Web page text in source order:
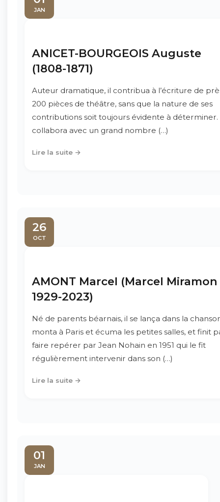
JAN
ANICET-BOURGEOIS Auguste
(1808-1871)
Auteur dramatique, il contribua à l’écriture de
200 pièces de théâtre, sans que la nature de ses
contributions soit toujours évidente à déterminer.
collabora avec un grand nombre (…)
Lire la suite →
26
OCT
AMONT Marcel (Marcel Miramon
1929-2023)
Né de parents béarnais, il se lança dans la
monta à Paris et écuma les petites salles, et finit
faire repérer par Jean Nohain en 1951 qui le fit
régulièrement intervenir dans son (…)
Lire la suite →
01
JAN